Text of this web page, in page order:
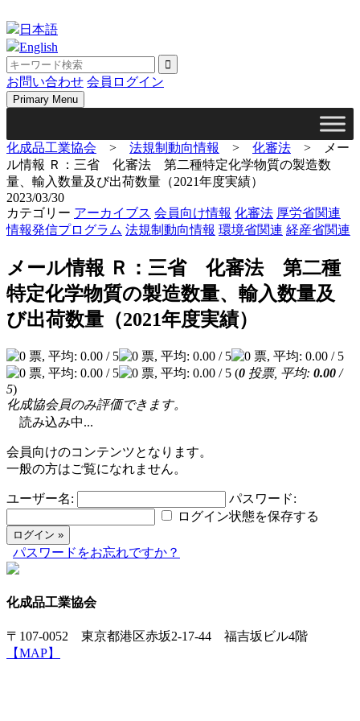
to
content
日本語
English
お問い合わせ 会員ログイン
Primary Menu
化成品工業協会 > 法規制動向情報 > 化審法 >
メー
ル情報 Ｒ：三省 化審法 第二種特定化学物質の製造数
量、輸入数量及び出荷数量（2021年度実績）
2023/03/30
カテゴリー アーカイブス 会員向け情報 化審法 厚労省関連
情報発信プログラム 法規制動向情報 環境省関連 経産省関連
メール情報 Ｒ：三省 化審法 第二種
特定化学物質の製造数量、輸入数量及
び出荷数量（2021年度実績）
(0 投票, 平均: 0.00 /
5)
化成協会員のみ評価できます。
読み込み中...
会員向けのコンテンツとなります。
一般の方はご覧になれません。
ユーザー名:
パスワード:
ログイン状態を保存する
パスワードをお忘れですか？
化成品工業協会
〒107-0052 東京都港区赤坂2-17-44 福吉坂ビル4階
【MAP】